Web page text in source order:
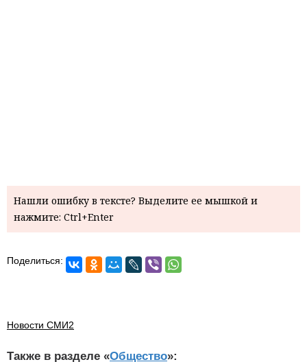
Нашли ошибку в тексте? Выделите ее мышкой и
нажмите: Ctrl+Enter
Поделиться:
Новости СМИ2
Также в разделе «Общество»: